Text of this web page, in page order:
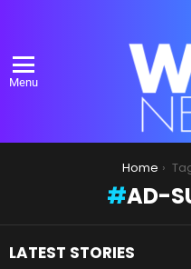
Menu
Home Tag
AD-
LATEST STORIES